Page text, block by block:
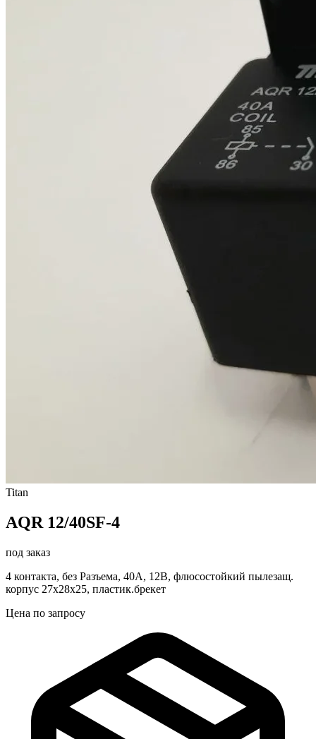
Titan
AQR 12/40SF-4
под заказ
4 контакта, без Разъема, 40А, 12В, флюсостойкий пылезащ.
корпус 27x28x25, пластик.брекет
Цена по запросу